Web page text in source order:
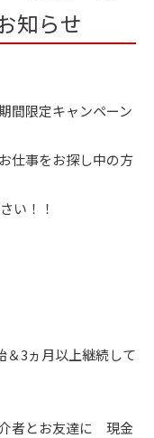
知らせ
間限定キャンペーン
仕事をお探し中の方
い！！
＆3ヵ月以上継続して
者とお友達に 現金